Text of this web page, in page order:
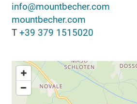
info@mountbecher.com
mountbecher.com
T +39 379 1515020